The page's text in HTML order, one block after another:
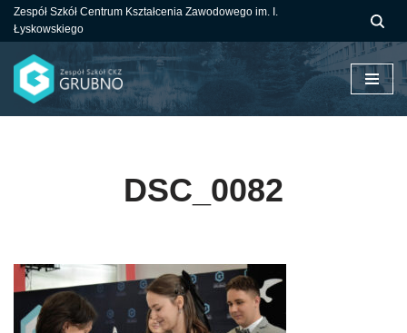
do
treści
Zespół Szkół Centrum Kształcenia Zawodowego im. I.
Łyskowskiego
DSC_0082